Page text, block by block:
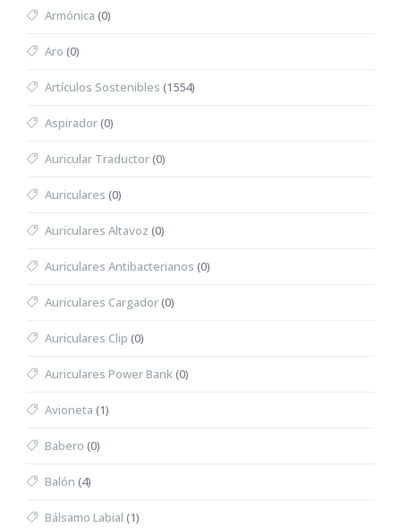
Armónica (0)
Aro (0)
Artículos Sostenibles (1554)
Aspirador(0)
Auricular Traductor(0)
Auriculares (0)
Auriculares Altavoz (0)
Auriculares Antibacterianos (0)
Auriculares Cargador(0)
Auriculares Clip (0)
Auriculares Power Bank(0)
Avioneta (1)
Babero (0)
Balón (4)
Bálsamo Labial (1)